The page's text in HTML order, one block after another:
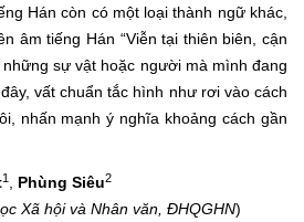
Hán còn có một loại thành ngữ khác,
âm tiếng Hán “Viễn tại thiên biên, cận
sự vật hoặc người mà mình đang
vất chuẩn tắc hình như rơi vào cách
nhấn mạnh ý nghĩa khoảng cách gần
1 Phùng Siêu2
Xã hội và Nhân văn, ĐHQGHN)